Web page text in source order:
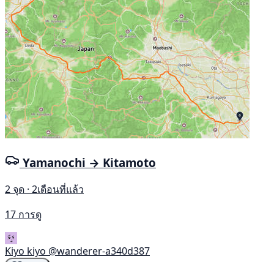
Yamanochi → Kitamoto
2 จุด · 2เดือนที่แล้ว
17 การดู
Kiyo kiyo @wanderer-a340d387